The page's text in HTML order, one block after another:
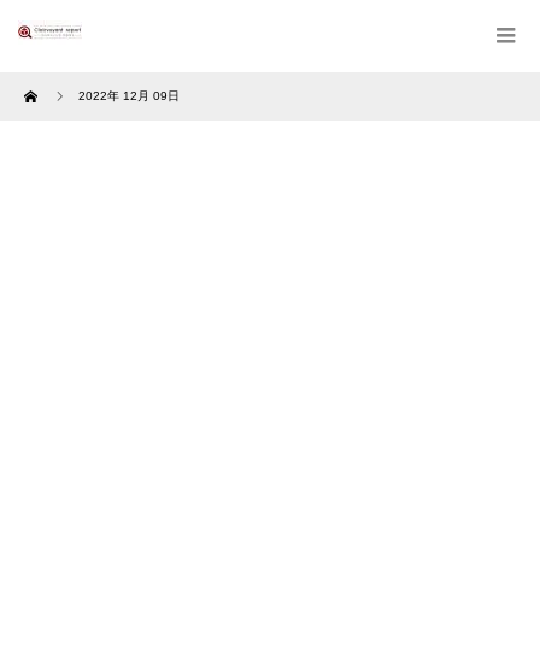
Home 2022年 12月 09日